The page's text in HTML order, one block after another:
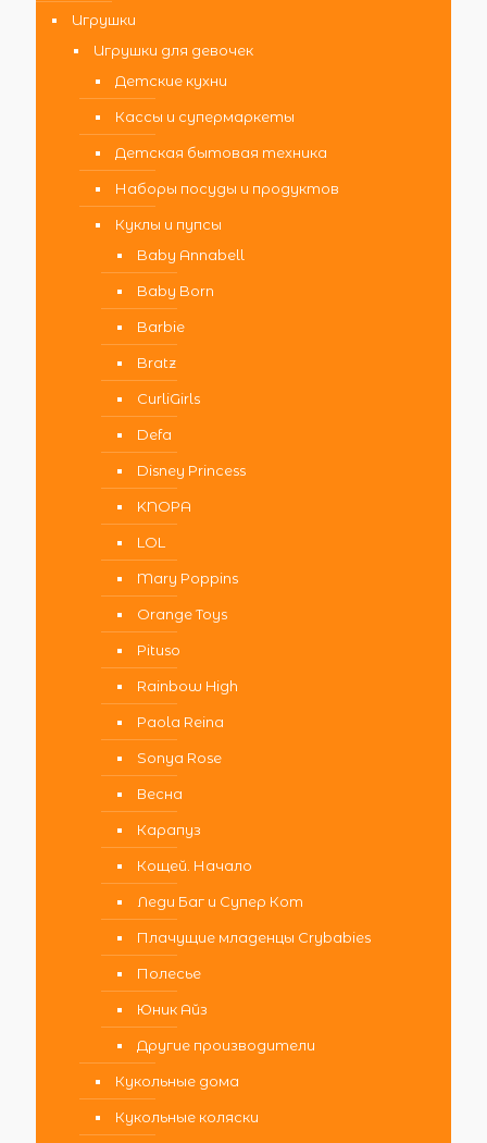
Игрушки
Игрушки для девочек
Детские кухни
Кассы и супермаркеты
Детская бытовая техника
Наборы посуды и продуктов
Куклы и пупсы
Baby Annabell
Baby Born
Barbie
Bratz
CurliGirls
Defa
Disney Princess
KNOPA
LOL
Mary Poppins
Orange Toys
Pituso
Rainbow High
Paola Reina
Sonya Rose
Весна
Карапуз
Кощей. Начало
Леди Баг и Супер Кот
Плачущие младенцы Crybabies
Полесье
Юник Айз
Другие производители
Кукольные дома
Кукольные коляски